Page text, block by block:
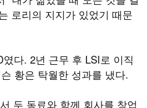
로리의 지지가 있었기 때문
다. 2년 근무 후 LSI로 이직
황은 탁월한 성과를 냈다.
두 동료와 함께 회사를 창업